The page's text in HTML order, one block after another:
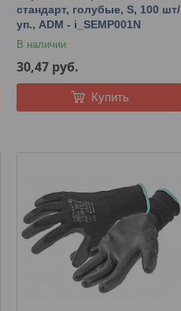
стандарт, голубые, S, 100 шт/
уп., ADM - i_SEMP001N
В наличии
30,47 руб.
Купить